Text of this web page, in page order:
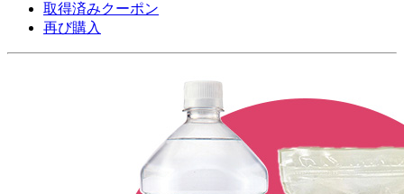
取得済みクーポン
再び購入